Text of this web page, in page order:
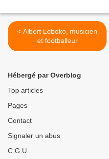
< Albert Loboko, musicien
et footballeur
Hébergé par Overblog
Top articles
Pages
Contact
Signaler un abus
C.G.U.